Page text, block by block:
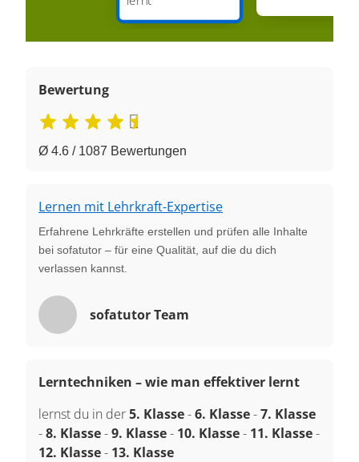
Bewertung
Ø 4.6 / 1087 Bewertungen
Lernen mit Lehrkraft-Expertise
Erfahrene Lehrkräfte erstellen und prüfen alle Inhalte
bei sofatutor – für eine Qualität, auf die du dich
verlassen kannst.
sofatutor Team
Lerntechniken – wie man effektiver lernt
lernst du in der5. Klasse-6. Klasse-7. Klasse
-8. Klasse-9. Klasse- 10. Klasse- 11. Klasse-
12. Klasse- 13. Klasse